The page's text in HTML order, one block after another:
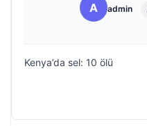
A admin
Kenya’da sel: 10 ölü